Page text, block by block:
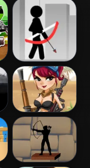
Galactic Run
Guardians
Galaxy
Stickman
Archer Online
Mummy Hunter